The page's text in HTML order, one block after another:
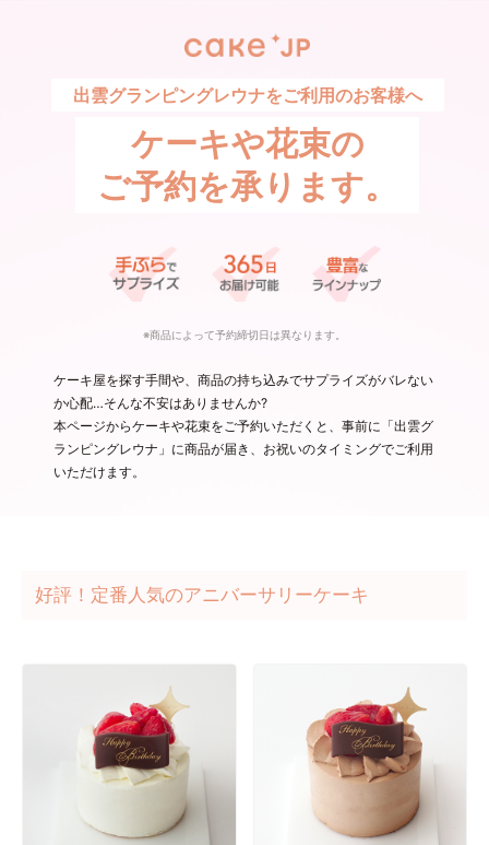
出雲グランピングレウナをご利用のお客様へ
ケーキや花束の
ご予約を承ります。
※商品によって予約締切日は異なります。
ケーキ屋を探す手間や、商品の持ち込みでサプライズがバレない
か心配…そんな不安はありませんか?
本ページからケーキや花束をご予約いただくと、事前に「出雲グ
ランピングレウナ」に商品が届き、お祝いのタイミングでご利用
いただけます。
好評！定番人気のアニバーサリーケーキ